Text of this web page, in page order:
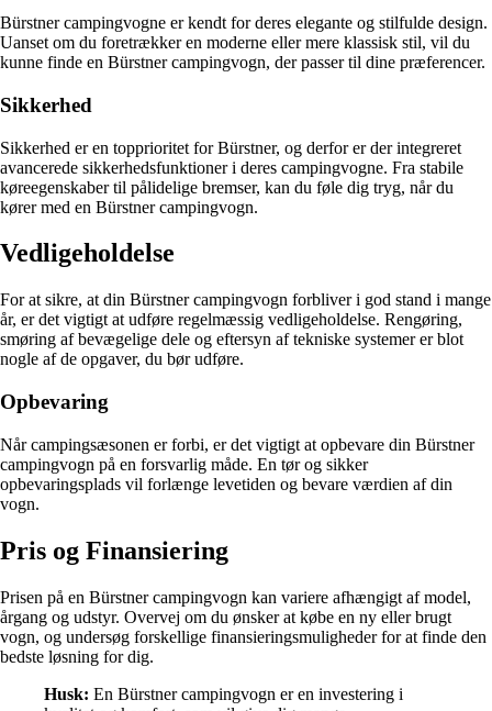
Bürstner campingvogne er kendt for deres elegante og stilfulde design.
Uanset om du foretrækker en moderne eller mere klassisk stil, vil du
kunne finde en Bürstner campingvogn, der passer til dine præferencer.
Sikkerhed
Sikkerhed er en topprioritet for Bürstner, og derfor er der integreret
avancerede sikkerhedsfunktioner i deres campingvogne. Fra stabile
køreegenskaber til pålidelige bremser, kan du føle dig tryg, når du
kører med en Bürstner campingvogn.
Vedligeholdelse
For at sikre, at din Bürstner campingvogn forbliver i god stand i mange
år, er det vigtigt at udføre regelmæssig vedligeholdelse. Rengøring,
smøring af bevægelige dele og eftersyn af tekniske systemer er blot
nogle af de opgaver, du bør udføre.
Opbevaring
Når camping­sæsonen er forbi, er det vigtigt at opbevare din Bürstner
campingvogn på en forsvarlig måde. En tør og sikker
opbevaringsplads vil forlænge levetiden og bevare værdien af din
vogn.
Pris og Finansiering
Prisen på en Bürstner campingvogn kan variere afhængigt af model,
årgang og udstyr. Overvej om du ønsker at købe en ny eller brugt
vogn, og undersøg forskellige finansieringsmuligheder for at finde den
bedste løsning for dig.
Husk: En Bürstner campingvogn er en investering i